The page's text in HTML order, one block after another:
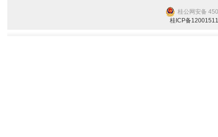
桂公网安备
桂ICP备